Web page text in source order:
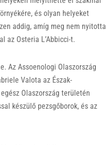
és olyan helyeket
addig, amíg meg nem nyitotta
az Osteria L’Abbicci-t.
Az Assoenologi Olaszország
Valota az Észak-
Olaszország területén
készülő pezsgőborok, és az